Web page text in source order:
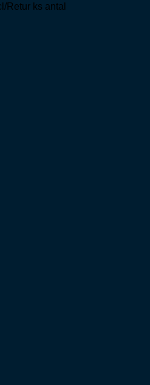
Retur ks antal